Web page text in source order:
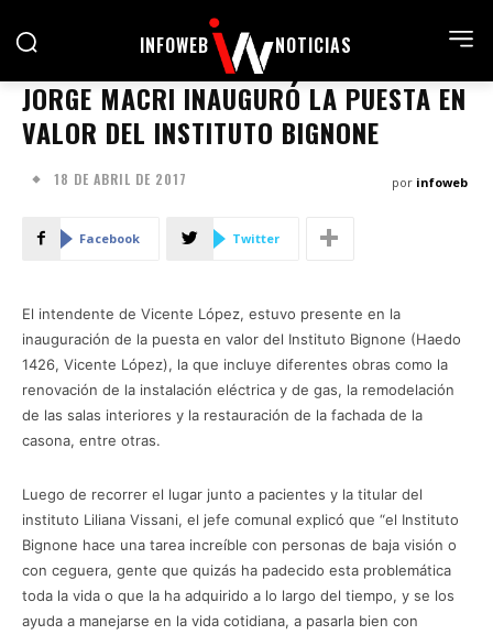
INFOWEB NOTICIAS
JORGE MACRI INAUGURÓ LA PUESTA EN
VALOR DEL INSTITUTO BIGNONE
18 DE ABRIL DE 2017 por infoweb
Facebook Twitter
El intendente de Vicente López, estuvo presente en la
inauguración de la puesta en valor del Instituto Bignone (Haedo
1426, Vicente López), la que incluye diferentes obras como la
renovación de la instalación eléctrica y de gas, la remodelación
de las salas interiores y la restauración de la fachada de la
casona, entre otras.
Luego de recorrer el lugar junto a pacientes y la titular del
instituto Liliana Vissani, el jefe comunal explicó que “el Instituto
Bignone hace una tarea increíble con personas de baja visión o
con ceguera, gente que quizás ha padecido esta problemática
toda la vida o que la ha adquirido a lo largo del tiempo, y se los
ayuda a manejarse en la vida cotidiana, a pasarla bien con